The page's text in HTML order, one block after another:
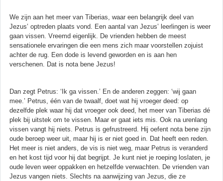
We zijn aan het meer van Tiberias, waar een belangrijk deel van
Jezus’ optreden plaats vond. Een aantal van Jezus’ leerlingen is weer
gaan vissen. Vreemd eigenlijk. De vrienden hebben de meest
sensationele ervaringen die een mens zich maar voorstellen zojuist
achter de rug. Een dode is levend geworden en is aan hen
verschenen. Dat is nota bene Jezus!
Dan zegt Petrus: ‘Ik ga vissen.’ En de anderen zeggen: ‘wij gaan
mee.’ Petrus, één van de twaalf, doet wat hij vroeger deed: op
dezelfde plek waar hij dat vroeger ook deed, het meer van Tiberias dé
plek bij uitstek om te vissen. Maar er gaat iets mis. Ook na urenlang
vissen vangt hij niets. Petrus is gefrustreerd. Hij oefent nota bene zijn
oude beroep weer uit, maar hij is er niet goed in. Dat heeft een reden.
Het meer is niet anders, de vis is niet weg, maar Petrus is veranderd
en het kost tijd voor hij dat begrijpt. Je kunt niet je roeping loslaten, je
oude leven weer oppakken en hetzelfde verwachten. De vrienden van
Jezus vangen niets. Slechts na aanwijzing van Jezus, die ze